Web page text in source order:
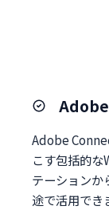
Adobe
こす包括的な
テーションか
途で活用でき